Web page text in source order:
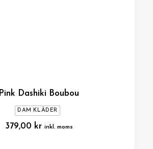
Pink Dashiki Boubou
DAM KLÄDER
379,00 kr inkl. moms